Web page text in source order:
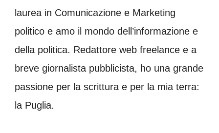
laurea in Comunicazione e Marketing
politico e amo il mondo dell’informazione e
della politica. Redattore web freelance e a
breve giornalista pubblicista, ho una grande
passione per la scrittura e per la mia terra:
la Puglia.